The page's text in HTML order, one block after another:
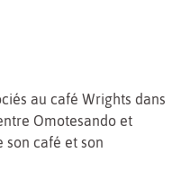
au café Wrights dans
Omotesando et
son café et son